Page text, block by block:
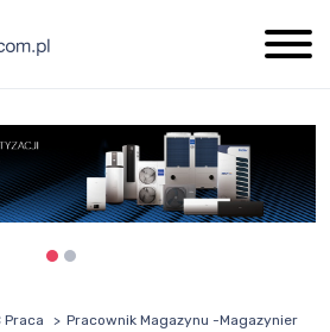
Praca Pracownik Magazynu -Magazynier